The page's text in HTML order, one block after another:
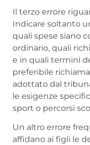
Il terzo errore
Indicare soltanto
quali spese siano
ordinario, quali
e in quali termini
preferibile
adottato dal
le esigenze
sport o percorsi
Un altro errore
affidano ai figli le